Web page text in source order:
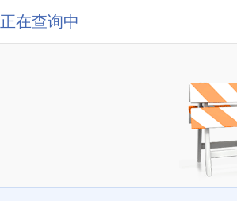
正在查询中